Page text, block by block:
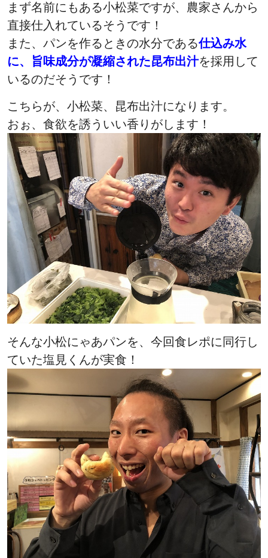
まず名前にもある小松菜ですが、農家さんから
直接仕入れているそうです！
また、パンを作るときの水分である仕込み水
に、旨味成分が凝縮された昆布出汁を採用して
いるのだそうです！
こちらが、小松菜、昆布出汁になります。
おぉ、食欲を誘ういい香りがします！
そんな小松にゃあパンを、今回食レポに同行し
ていた塩見くんが実食！